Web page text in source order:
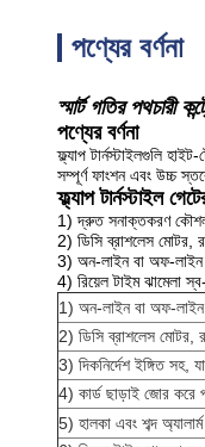
পণ্যের বর্ণনা
স্মার্ট গতির পথচারী
পণ্যের বর্ণনা
ফ্ল্যাপ টার্নস্টাইলগুলি
সম্পূর্ণ ফাংশন এবং উচ্চ
ফ্ল্যাপ টার্নস্টাইল
1) দ্রুত সনাক্তকরণ কৌশল,
2) ডিসি ব্রাশলেস মোটর,
3) অন-লাইন বা অফ-
4) রিয়েল টাইম ঝামেলা
1) অন-লাইন বা অফ-
2) ডিসি ব্রাশলেস মোটর,
3) দিকনির্দেশ ইঙ্গিত সহ,
4) কার্ড ছাড়াই জোর করে
5) হালকা এবং শব্দ